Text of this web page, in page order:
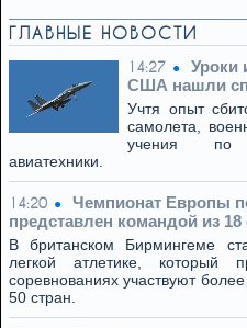
ГЛАВНЫЕ НОВОСТИ
14:27
Уроки
США нашли
Учтя опыт
самолета,
учения по
авиатехники.
14:20
Чемпионат Европы
представлен командой из
В британском Бирмингеме
легкой атлетике, который
соревнованиях участвуют
50 стран.